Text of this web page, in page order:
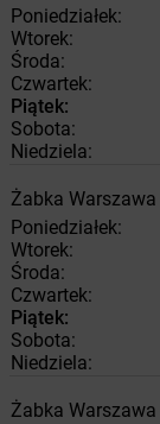
Poniedziałek:
Wtorek:
Środa:
Czwartek:
Piątek:
Sobota:
Niedziela:
Żabka Warszawa
Poniedziałek:
Wtorek:
Środa:
Czwartek:
Piątek:
Sobota:
Niedziela:
Żabka Warszawa